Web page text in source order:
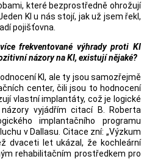
které bezprostředně ohrožují
KI u nás stojí, jak už jsem řekl,
pojišťovna.
frekventované výhrady proti KI
názory na KI, existují nějaké?
KI, ale ty jsou samozřejmě
center, čili jsou to hodnocení
vlastní implantáty, což je logické
vyjádřím citací B. Roberta
implantačního programu
v Dallasu. Citace zní: „Výzkum
dvaceti let ukázal, že kochleární
rehabilitačním prostředkem pro